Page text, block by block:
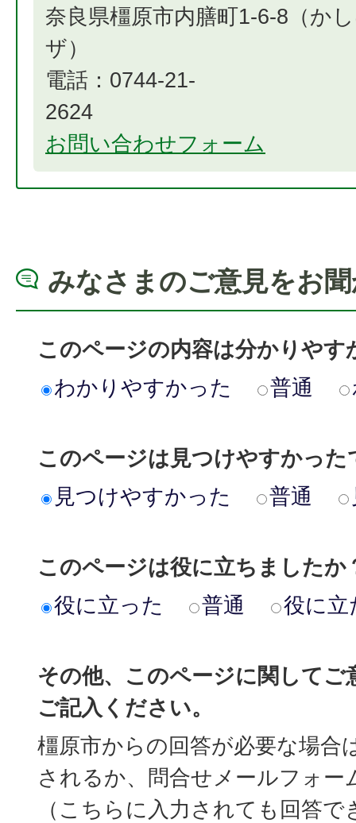
奈良県橿原市内膳町1-6-8（か
電話：0744-21-
お問い合わせフォーム
みなさまのご意見をお
このページの内容は分かりやす
わかりやすかった
普通
このページは見つけやすかった
見つけやすかった
普通
このページは役に立ちましたか
役に立った
普通 役に立
その他、このページに関してご
ご記入ください。
橿原市からの回答が必要な場合
されるか、問合せメールフォー
（こちらに入力されても回答